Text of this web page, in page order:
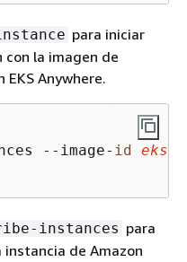
para iniciar
la imagen de
Anywhere.
--image- id eks-
instances para
de Amazon